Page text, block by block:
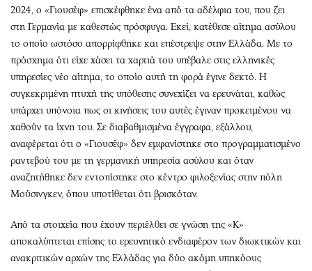
2024, ο «Γιουσέφ» επισκέφθηκε ένα από τα αδέλφια του, που ζει
στη Γερμανία με καθεστώς πρόσφυγα. Εκεί, κατέθεσε αίτημα ασύλου
το οποίο ωστόσο απορρίφθηκε και επέστρεψε στην Ελλάδα. Με το
πρόσχημα ότι είχε χάσει τα χαρτιά του υπέβαλε στις ελληνικές
υπηρεσίες νέο αίτημα, το οποίο αυτή τη φορά έγινε δεκτό. Η
συγκεκριμένη πτυχή της υπόθεσης συνεχίζει να ερευνάται, καθώς
υπάρχει υπόνοια πως οι κινήσεις του αυτές έγιναν προκειμένου να
χαθούν τα ίχνη του. Σε διαβαθμισμένα έγγραφα, εξάλλου,
αναφέρεται ότι ο «Γιουσέφ» δεν εμφανίστηκε στο προγραμματισμένο
ραντεβού του με τη γερμανική υπηρεσία ασύλου και όταν
αναζητήθηκε δεν εντοπίστηκε στο κέντρο φιλοξενίας στην πόλη
Μούσινγκεν, όπου υποτίθεται ότι βρισκόταν.
Από τα στοιχεία που έχουν περιέλθει σε γνώση της «Κ»
αποκαλύπτεται επίσης το ερευνητικό ενδιαφέρον των διωκτικών και
ανακριτικών αρχών της Ελλάδας για δύο ακόμη υπηκόους